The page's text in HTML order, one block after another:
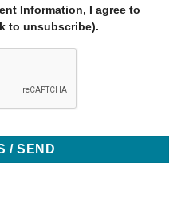
Information, I agree to
to unsubscribe).